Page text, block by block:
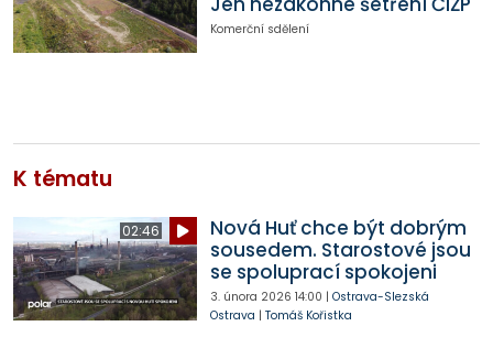
Komerční sdělení
K tématu
02:46
Nová Huť chce být dobrým
sousedem. Starostové jsou
se spoluprací spokojeni
3. února 2026 14:00 | Ostrava-Slezská
Ostrava | Tomáš Kořistka